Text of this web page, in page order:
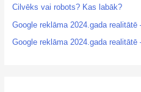
Cilvēks vai robots? Kas labāk?
Google reklāma 2024.gada realitātē
Google reklāma 2024.gada realitātē